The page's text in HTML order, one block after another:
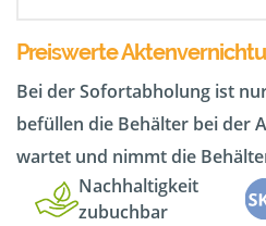
Preiswerte
Bei der Sofortabholung ist
befüllen die Behälter bei der
wartet und nimmt die
Nachhaltigkeit
zubuchbar